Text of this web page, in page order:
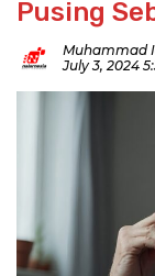
Pusing
Muhammad
July 3, 2024